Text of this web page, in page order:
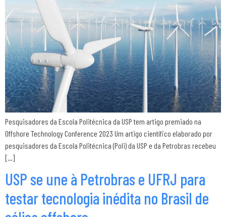
Pesquisadores da Escola Politécnica da USP tem artigo premiado na
Offshore Technology Conference 2023 Um artigo científico elaborado por
pesquisadores da Escola Politécnica (Poli) da USP e da Petrobras recebeu
[…]
USP se une à Petrobras e UFRJ para
testar tecnologia inédita no Brasil de